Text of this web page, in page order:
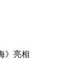
》亮相